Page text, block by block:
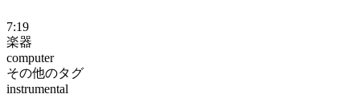
7:19
楽器
computer
その他のタグ
instrumental